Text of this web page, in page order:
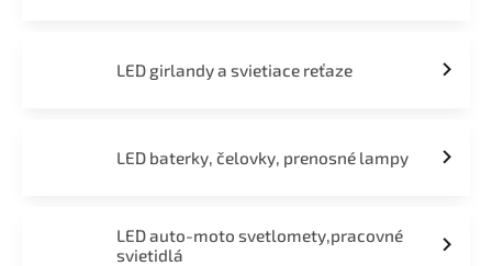
LED girlandy a svietiace reťaze
LED baterky, čelovky, prenosné lampy
LED auto-moto svetlomety,pracovné
svietidlá